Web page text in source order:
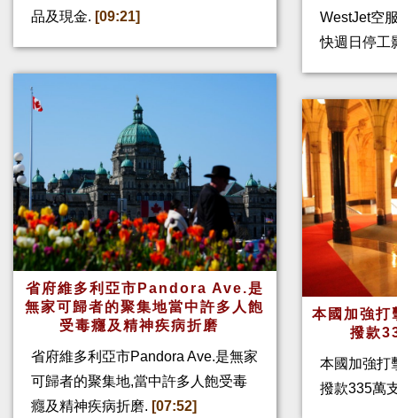
品及現金. [09:21]
省府維多利亞市Pandora Ave.是
無家可歸者的聚集地當中許多人飽
受毒癮及精神疾病折磨
省府維多利亞市Pandora Ave.是無家
可歸者的聚集地,當中許多人飽受毒
癮及精神疾病折磨. [07:52]
WestJet空
快週日停工
本國加強打
撥款
本國加強打
撥款335萬